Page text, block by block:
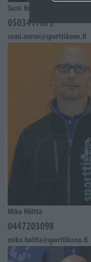
Sami Nurmi
0503417875
sami.nurmi@sporttikone.fi
Mika Hölttä
0447203098
mika.holtta@sporttikone.fi